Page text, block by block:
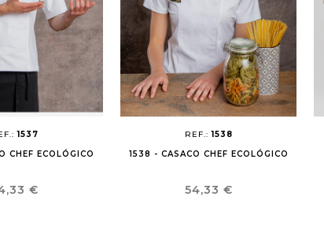
1537
CHEF ECOLÓGICO
€
REF.:1538
1538 - CASACO CHEF ECOLÓGICO
Preço
54,33 €